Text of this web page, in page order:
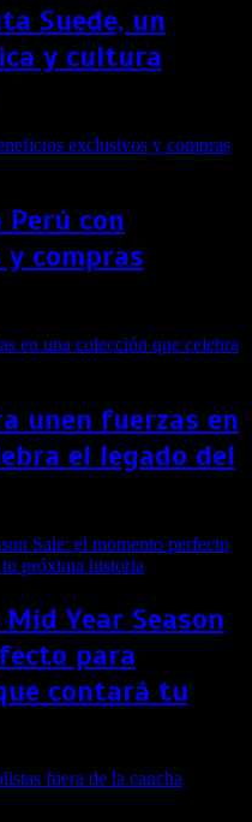
Suede, un
y cultura
con
compras
unen fuerzas en
el legado del
Year Season
para
contará tu